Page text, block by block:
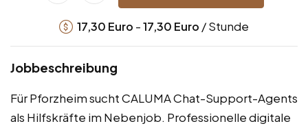
17,30 Euro -17,30 Euro / Stunde
Jobbeschreibung
Für Pforzheim sucht CALUMA Chat-Support-Agents
als Hilfskräfte im Nebenjob. Professionelle digitale